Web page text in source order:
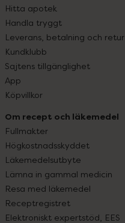
Hitta apotek
Handla tryggt
Leverans, betalning och retur
Kundklubb
Sajtens tillgänglighet
App
Köpvillkor
Om recept och läkemedel
Fullmakter
Högkostnadsskyddet
Läkemedelsutbyte
Lämna in gammal medicin
Resa med läkemedel
Receptregistret
Elektroniskt expertstöd, EES